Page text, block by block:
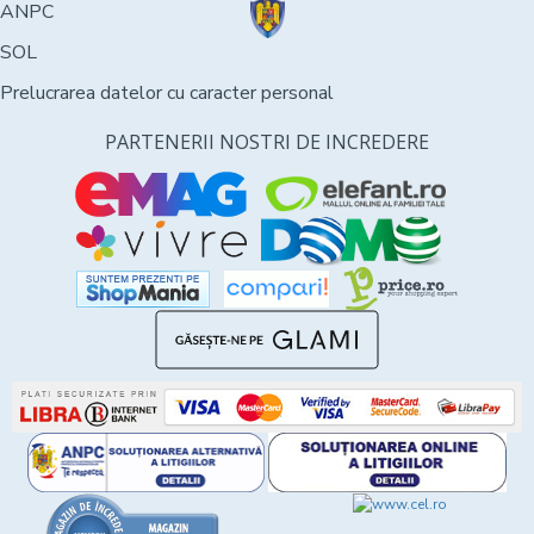
ANPC
SOL
Prelucrarea datelor cu caracter personal
PARTENERII NOSTRI DE INCREDERE